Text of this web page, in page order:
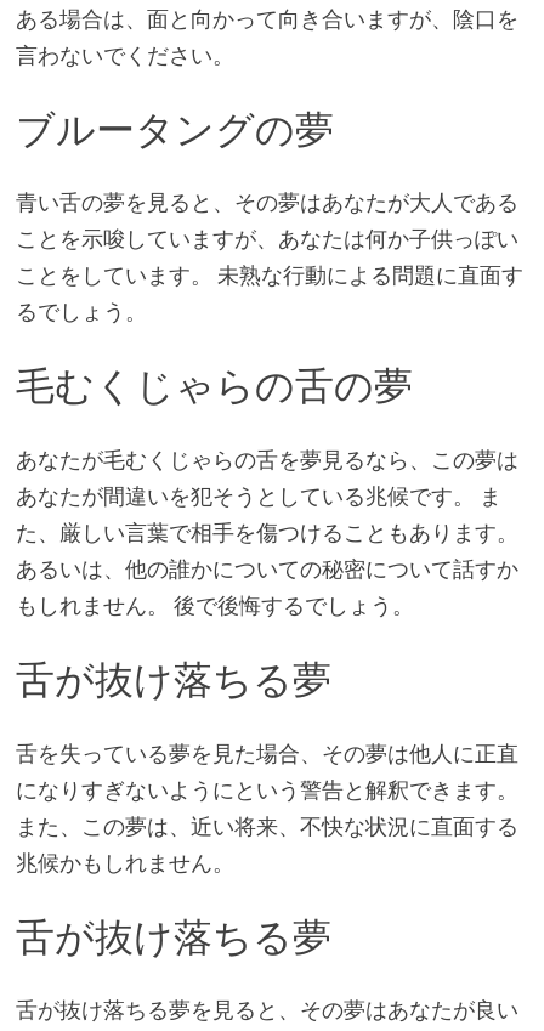
ある場合は、面と向かって向き合いますが、陰口を
言わないでください。
ブルータングの夢
青い舌の夢を見ると、その夢はあなたが大人である
ことを示唆していますが、あなたは何か子供っぽい
ことをしています。 未熟な行動による問題に直面す
るでしょう。
毛むくじゃらの舌の夢
あなたが毛むくじゃらの舌を夢見るなら、この夢は
あなたが間違いを犯そうとしている兆候です。 ま
た、厳しい言葉で相手を傷つけることもあります。
あるいは、他の誰かについての秘密について話すか
もしれません。 後で後悔するでしょう。
舌が抜け落ちる夢
舌を失っている夢を見た場合、その夢は他人に正直
になりすぎないようにという警告と解釈できます。
また、この夢は、近い将来、不快な状況に直面する
兆候かもしれません。
舌が抜け落ちる夢
舌が抜け落ちる夢を見ると、その夢はあなたが良い